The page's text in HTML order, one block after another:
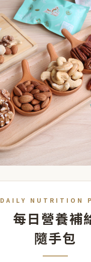
DAILY NUTRITION
每日營養補
隨手包